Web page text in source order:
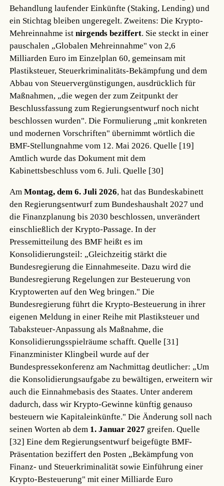
Behandlung laufender Einkünfte (Staking, Lending) und
ein Stichtag bleiben ungeregelt. Zweitens: Die Krypto-
Mehreinnahme istnirgends beziffert. Sie steckt in einer
pauschalen „Globalen Mehreinnahme" von 2,6
Milliarden Euro im Einzelplan 60, gemeinsam mit
Plastiksteuer, Steuerkriminalitäts-Bekämpfung und dem
Abbau von Steuervergünstigungen, ausdrücklich für
Maßnahmen, „die wegen der zum Zeitpunkt der
Beschlussfassung zum Regierungsentwurf noch nicht
beschlossen wurden". Die Formulierung „mit konkreten
und modernen Vorschriften" übernimmt wörtlich die
BMF-Stellungnahme vom 12. Mai 2026.Quelle [19]
Amtlich wurde das Dokument mit dem
Kabinettsbeschluss vom 6. Juli.Quelle [30]
AmMontag, dem 6. Juli 2026, hat das Bundeskabinett
den Regierungsentwurf zum Bundeshaushalt 2027 und
die Finanzplanung bis 2030 beschlossen, unverändert
einschließlich der Krypto-Passage. In der
Pressemitteilung des BMF heißt es im
Konsolidierungsteil: „Gleichzeitig stärkt die
Bundesregierung die Einnahmeseite. Dazu wird die
Bundesregierung Regelungen zur Besteuerung von
Kryptowerten auf den Weg bringen." Die
Bundesregierung führt die Krypto-Besteuerung in ihrer
eigenen Meldung in einer Reihe mit Plastiksteuer und
Tabaksteuer-Anpassung als Maßnahme, die
Konsolidierungsspielräume schafft.Quelle [31]
Finanzminister Klingbeil wurde auf der
Bundespressekonferenz am Nachmittag deutlicher: „Um
die Konsolidierungsaufgabe zu bewältigen, erweitern wir
auch die Einnahmebasis des Staates. Unter anderem
dadurch, dass wir Krypto-Gewinne künftig genauso
besteuern wie Kapitaleinkünfte." Die Änderung soll nach
seinen Worten ab dem 1. Januar 2027 greifen.Quelle
[32] Eine dem Regierungsentwurf beigefügte BMF-
Präsentation beziffert den Posten „Bekämpfung von
Finanz- und Steuerkriminalität sowie Einführung einer
Krypto-Besteuerung" mit einer Milliarde Euro